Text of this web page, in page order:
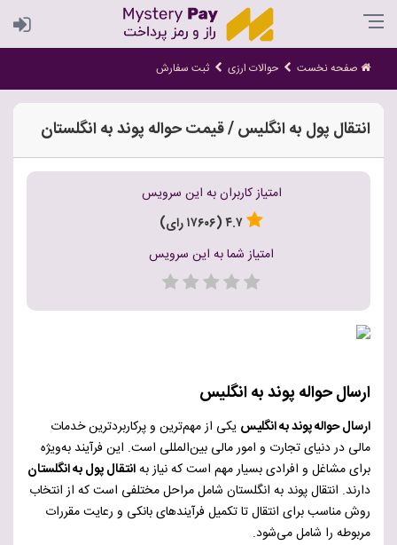
صفحه نخست حوالات ارزی ثبت سفارش
انتقال پول به انگلیس / قیمت حواله پوند به انگلستان
امتیاز کاربران به این سرویس
۴.۷ (۱۷۶۰۶ رای)
امتیاز شما به این سرویس
ارسال حواله پوند به انگلیس
ارسال حواله پوند به انگلیس یکی از مهم‌ترین و پرکاربردترین خدمات
مالی در دنیای تجارت و امور مالی بین‌المللی است. این فرآیند به‌ویژه
برای مشاغل و افرادی بسیار مهم است که نیاز بهانتقال پول به انگلستان
دارند. انتقال پوند به انگلستان شامل مراحل مختلفی است که از انتخاب
روش مناسب برای انتقال تا تکمیل فرآیندهای بانکی و رعایت مقررات
مربوطه را شامل می‌شود.